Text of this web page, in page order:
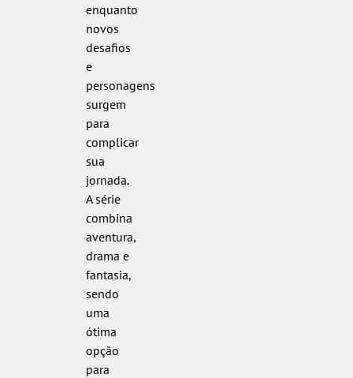
enquanto
novos
desafios
e
personagens
surgem
para
complicar
sua
jornada.
A série
combina
aventura,
drama e
fantasia,
sendo
uma
ótima
opção
para